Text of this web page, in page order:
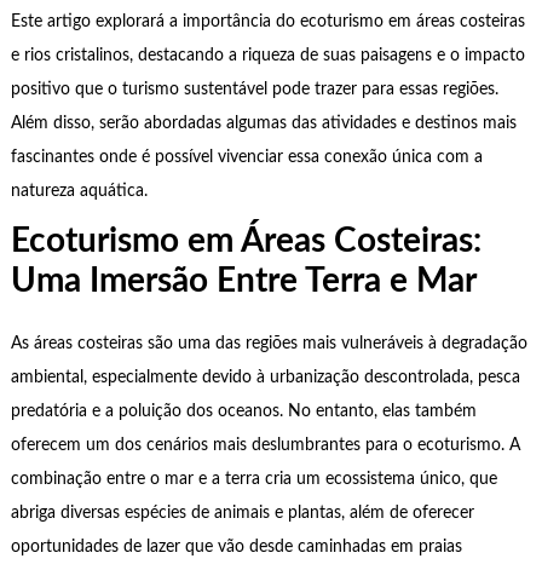
Este artigo explorará a importância do ecoturismo em áreas costeiras
e rios cristalinos, destacando a riqueza de suas paisagens e o impacto
positivo que o turismo sustentável pode trazer para essas regiões.
Além disso, serão abordadas algumas das atividades e destinos mais
fascinantes onde é possível vivenciar essa conexão única com a
natureza aquática.
Ecoturismo em Áreas Costeiras:
Uma Imersão Entre Terra e Mar
As áreas costeiras são uma das regiões mais vulneráveis à degradação
ambiental, especialmente devido à urbanização descontrolada, pesca
predatória e a poluição dos oceanos. No entanto, elas também
oferecem um dos cenários mais deslumbrantes para o ecoturismo. A
combinação entre o mar e a terra cria um ecossistema único, que
abriga diversas espécies de animais e plantas, além de oferecer
oportunidades de lazer que vão desde caminhadas em praias